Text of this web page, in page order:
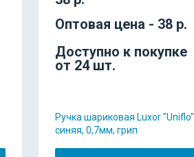
Оптовая цена - 38 р.
Доступно к покупке
от 24 шт.
Ручка шариковая Luxor "Uniflo"
синяя, 0,7мм, грип